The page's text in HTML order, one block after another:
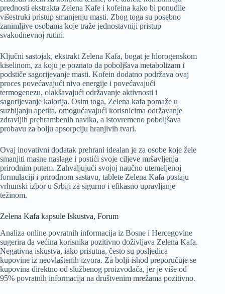
prednosti ekstrakta Zelena Kafe i kofeina kako bi ponudile
višestruki pristup smanjenju masti. Zbog toga su posebno
zanimljive osobama koje traže jednostavniji pristup
svakodnevnoj rutini.
Ključni sastojak, ekstrakt Zelena Kafa, bogat je hlorogenskom
kiselinom, za koju je poznato da poboljšava metabolizam i
podstiče sagorijevanje masti. Kofein dodatno podržava ovaj
proces povećavajući nivo energije i povećavajući
termogenezu, olakšavajući održavanje aktivnosti i
sagorijevanje kalorija. Osim toga, Zelena kafa pomaže u
suzbijanju apetita, omogućavajući korisnicima održavanje
zdravijih prehrambenih navika, a istovremeno poboljšava
probavu za bolju apsorpciju hranjivih tvari.
Ovaj inovativni dodatak prehrani idealan je za osobe koje žele
smanjiti masne naslage i postići svoje ciljeve mršavljenja
prirodnim putem. Zahvaljujući svojoj naučno utemeljenoj
formulaciji i prirodnom sastavu, tablete Zelena Kafa postaju
vrhunski izbor u Srbiji za sigurno i efikasno upravljanje
težinom.
Zelena Kafa kapsule Iskustva, Forum
Analiza online povratnih informacija iz Bosne i Hercegovine
sugerira da većina korisnika pozitivno doživljava Zelena Kafa.
Negativna iskustva, iako prisutna, često su posljedica
kupovine iz neovlaštenih izvora. Za bolji ishod preporučuje se
kupovina direktno od službenog proizvođača, jer je više od
95% povratnih informacija na društvenim mrežama pozitivno.